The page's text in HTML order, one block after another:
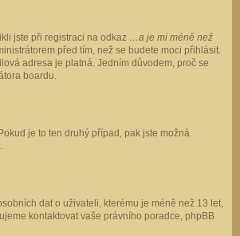
jste při registraci na odkaz …a je mi méně než
před tím, než se budete moci přihlásit.
adresa je platná. Jedním důvodem, proč se
boardu.
je to ten druhý případ, pak jste možná
dat o uživateli, kterému je méně než 13 let,
kontaktovat vaše právního poradce, phpBB